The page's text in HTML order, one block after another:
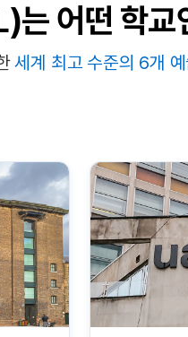
는 어떤 학교
세계 최고 수준의 6개